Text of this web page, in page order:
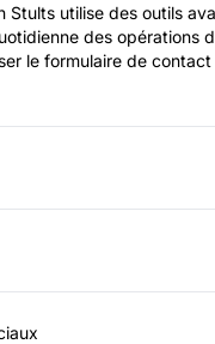
Stults utilise des outils
des opérations
le formulaire de